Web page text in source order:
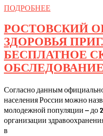
декабря
2021
года
–
12
лет
Центрам
здоровья
в
ПОДРОБНЕЕ
РОСТОВСКИЙ
ЗДОРОВЬЯ
БЕСПЛАТНОЕ
ОБСЛЕДОВАНИЕ
Согласно данным
населения России можно
молодежной популяции –
организации
в